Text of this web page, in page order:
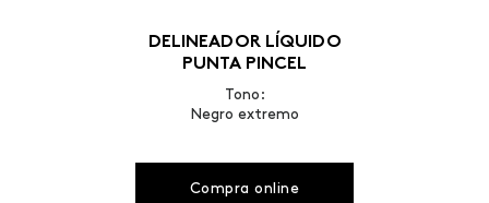
DELINEADOR LÍQUIDO
PUNTA PINCEL
Tono:
Negro extremo
Compra online